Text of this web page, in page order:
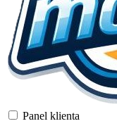
Panel klienta